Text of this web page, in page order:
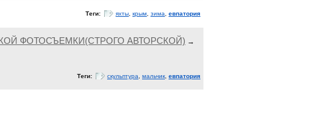
Теги: яхты крым зима евпатория
ФОТОСЪЕМКИ(СТРОГО АВТОРСКОЙ) →
Теги: скульптура мальчик евпатория